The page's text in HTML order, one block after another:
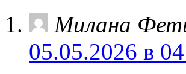
Милана
05.05.2026 в